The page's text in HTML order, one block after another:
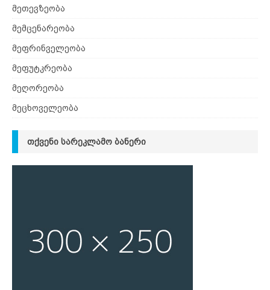
მეთევზეობა
მემცენარეობა
მეფრინველეობა
მეფუტკრეობა
მეღორეობა
მეცხოველეობა
ᲗᲥᲕᲔᲜᲘ ᲡᲐᲠᲔᲙᲚᲐᲛᲝ ᲑᲐᲜᲔᲠᲘ